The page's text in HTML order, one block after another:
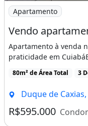
Imagem: Vendo
Apartamento
Vendo
Apartamento à venda
praticidade em
80m² de Área Total 3
Duque de
R$595.000